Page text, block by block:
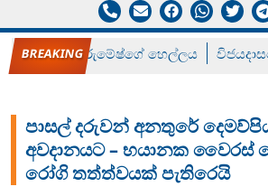
රන් ගෙනා රුමේෂ්ගේ හෙල්ලය
පාසල් දරුවන් අනතුරේ
අවදානයට – භයානක වෛරස්
රෝගි තත්ත්වයක් පැතිරෙයි